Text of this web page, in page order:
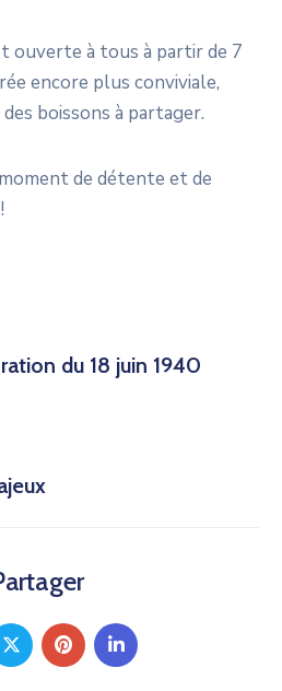
ouverte à tous à partir de 7
encore plus conviviale,
boissons à partager.
de détente et de
du 18 juin 1940